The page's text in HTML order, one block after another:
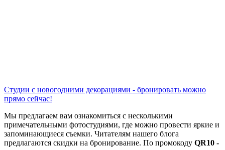
Студии с новогодними декорациями - бронировать можно
прямо сейчас!
Мы предлагаем вам ознакомиться с несколькими
примечательными фотостудиями, где можно провести яркие и
запоминающиеся съемки. Читателям нашего блога
предлагаются скидки на бронирование. По промокоду QR10 -